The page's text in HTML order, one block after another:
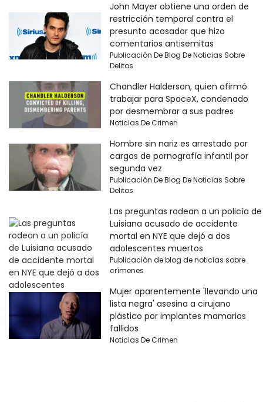
John Mayer obtiene una orden de
restricción temporal contra el
presunto acosador que hizo
comentarios antisemitas
Publicación De Blog De Noticias Sobre
Delitos
Chandler Halderson, quien afirmó
trabajar para SpaceX, condenado
por desmembrar a sus padres
Noticias De Crimen
Hombre sin nariz es arrestado por
cargos de pornografía infantil por
segunda vez
Publicación De Blog De Noticias Sobre
Delitos
Las preguntas rodean a un policía de
Luisiana acusado de accidente
mortal en NYE que dejó a dos
adolescentes muertos
Publicación de blog de noticias sobre
crímenes
Mujer aparentemente 'llevando una
lista negra' asesina a cirujano
plástico por implantes mamarios
fallidos
Noticias De Crimen